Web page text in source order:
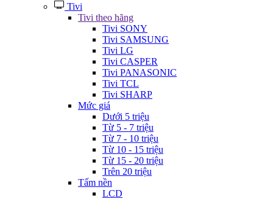
Tivi
Tivi theo hãng
Tivi SONY
Tivi SAMSUNG
Tivi LG
Tivi CASPER
Tivi PANASONIC
Tivi TCL
Tivi SHARP
Mức giá
Dưới 5 triệu
Từ 5 - 7 triệu
Từ 7 - 10 triệu
Từ 10 - 15 triệu
Từ 15 - 20 triệu
Trên 20 triệu
Tấm nền
LCD